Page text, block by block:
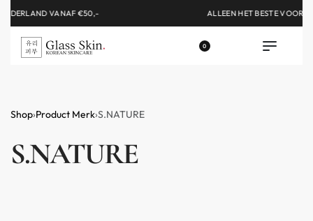
ALLEEN HET BESTE VOOR JOU GESELECTEERD!
0
Shop›Product Merk›S.NATURE
S.NATURE